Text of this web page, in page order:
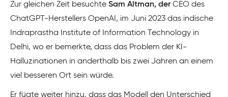
Zur gleichen Zeit besuchte Sam Altman, derCEO des
ChatGPT-Herstellers OpenAI, im Juni 2023 das indische
Indraprastha Institute of Information Technology in
Delhi, wo er bemerkte, dass das Problem der KI-
Halluzinationen in anderthalb bis zwei Jahren an einem
viel besseren Ort sein würde.
Er fügte weiter hinzu, dass das Modell den Unterschied